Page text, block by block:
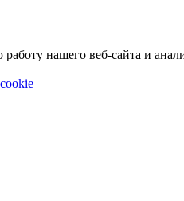
нашего веб-сайта и